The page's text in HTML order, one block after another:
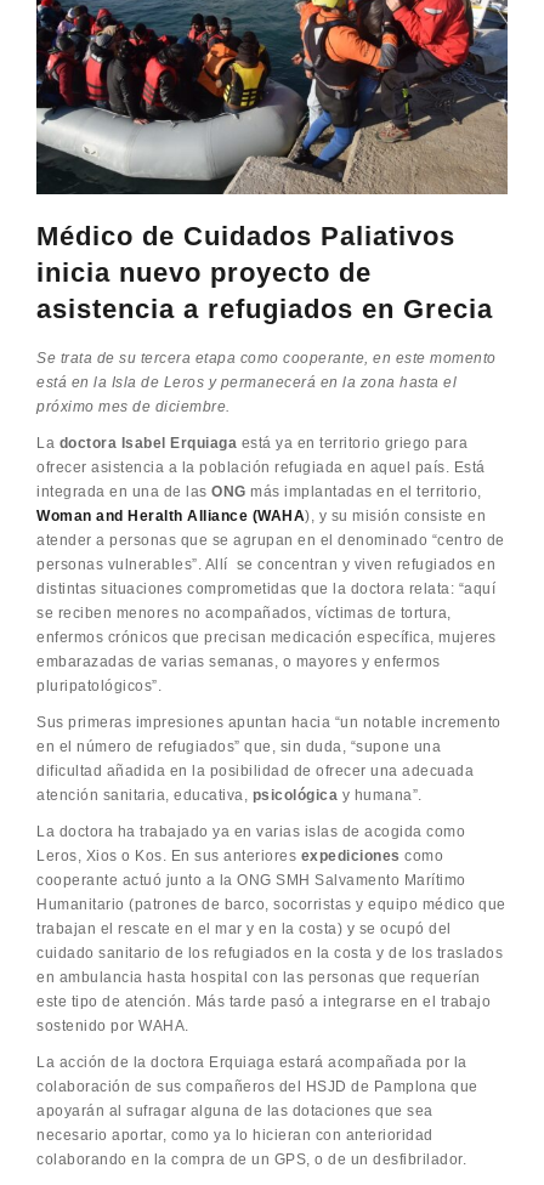
Médico de Cuidados Paliativos
inicia nuevo proyecto de
asistencia a refugiados en Grecia
Se trata de su tercera etapa como cooperante, en este momento
está en la Isla de Leros y permanecerá en la zona hasta el
próximo mes de diciembre.
La doctora Isabel Erquiaga está ya en territorio griego para
ofrecer asistencia a la población refugiada en aquel país. Está
integrada en una de las ONG más implantadas en el territorio,
Woman and Heralth Alliance (WAHA), y su misión consiste en
atender a personas que se agrupan en el denominado “centro de
personas vulnerables”. Allí se concentran y viven refugiados en
distintas situaciones comprometidas que la doctora relata: “aquí
se reciben menores no acompañados, víctimas de tortura,
enfermos crónicos que precisan medicación específica, mujeres
embarazadas de varias semanas, o mayores y enfermos
pluripatológicos”.
Sus primeras impresiones apuntan hacia “un notable incremento
en el número de refugiados” que, sin duda, “supone una
dificultad añadida en la posibilidad de ofrecer una adecuada
atención sanitaria, educativa,
psicológica y humana”.
La doctora ha trabajado ya en varias islas de acogida como
Leros, Xios o Kos. En sus anteriores expediciones como
cooperante actuó junto a la ONG SMH Salvamento Marítimo
Humanitario (patrones de barco, socorristas y equipo médico que
trabajan el rescate en el mar y en la costa) y se ocupó del
cuidado sanitario de los refugiados en la costa y de los traslados
en ambulancia hasta hospital con las personas que requerían
este tipo de atención. Más tarde pasó a integrarse en el trabajo
sostenido por WAHA.
La acción de la doctora Erquiaga estará acompañada por la
colaboración de sus compañeros del HSJD de Pamplona que
apoyarán al sufragar alguna de las dotaciones que sea
necesario aportar, como ya lo hicieran con anterioridad
colaborando en la compra de un GPS, o de un desfibrilador.